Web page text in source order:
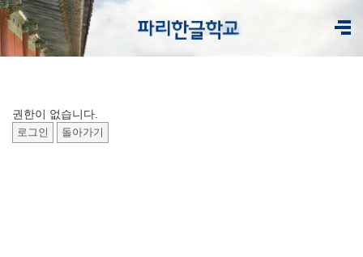
권한이 없습니다.
로그인 돌아가기